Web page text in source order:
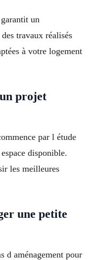
un
travaux réalisés
à votre logement
projet
par l étude
disponible.
les meilleures
une petite
d aménagement pour